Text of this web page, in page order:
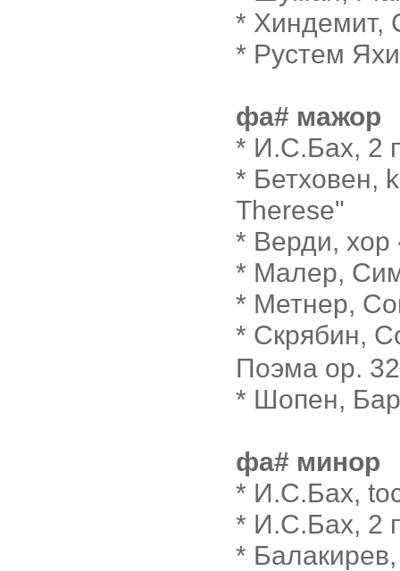
* Хиндемит,
* Рустем
фа# мажор
* И.С.Бах, 2
* Бетховен,
Therese"
* Верди, хор
* Малер,
* Метнер,
* Скрябин,
Поэма op.
* Шопен,
фа# минор
* И.С.Бах,
* И.С.Бах, 2
*